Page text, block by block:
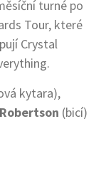
turné po
Tour, které
Crystal
kytara),
(bicí)